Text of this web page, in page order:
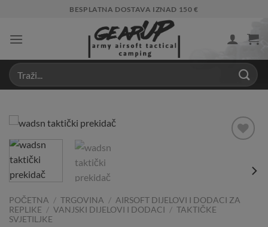
content
BESPLATNA DOSTAVA IZNAD 150 €
POČETNA / TRGOVINA / AIRSOFT DIJELOVI I DODACI ZA
REPLIKE / VANJSKI DIJELOVI I DODACI / TAKTIČKE
SVJETILJKE